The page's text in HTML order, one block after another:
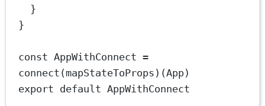
}
}
const AppWithConnect =
connect (mapStateToProps)(App)
export default AppWithConnect